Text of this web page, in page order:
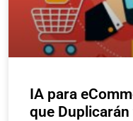
IA para
que